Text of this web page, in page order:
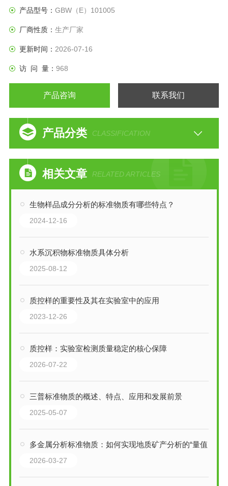
产品型号： GBW（E）101005
厂商性质： 生产厂家
更新时间： 2026-07-16
访 问 量： 968
产品咨询 联系我们
产品分类 CLASSIFICATION
相关文章 RELATED ARTICLES
生物样品成分分析的标准物质有哪些特点？
2024-12-16
水系沉积物标准物质具体分析
2025-08-12
质控样的重要性及其在实验室中的应用
2023-12-26
质控样：实验室检测质量稳定的核心保障
2026-07-22
三普标准物质的概述、特点、应用和发展前景
2025-05-07
多金属分析标准物质：如何实现地质矿产分析的“量值传递”
2026-03-27